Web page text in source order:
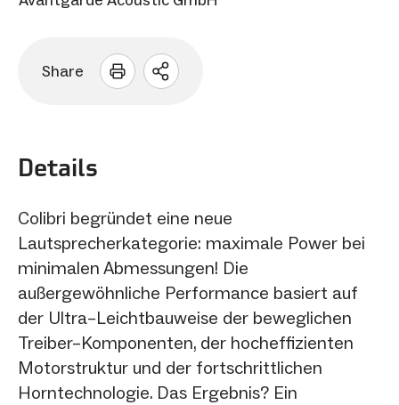
Share
Sharing
Details
Colibri begründet eine neue
Lautsprecherkategorie: maximale Power bei
minimalen Abmessungen! Die
außergewöhnliche Performance basiert auf
der Ultra–Leichtbauweise der beweglichen
Treiber–Komponenten, der hocheffizienten
Motorstruktur und der fortschrittlichen
Horntechnologie. Das Ergebnis? Ein